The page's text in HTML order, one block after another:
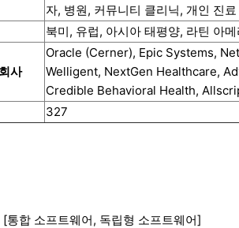
자, 병원, 커뮤니티 클리닉, 개인 진료
북미, 유럽, 아시아 태평양, 라틴 아
사
Oracle (Cerner), Epic Systems,
Welligent, NextGen Healthcare,
Credible Behavioral Health,
327
[통합 소프트웨어, 독립형 소프트웨어]